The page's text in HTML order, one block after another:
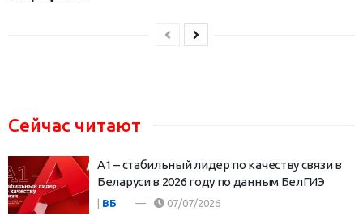
Сейчас читают
А1 – стабильный лидер по качеству связи в
Беларуси в 2026 году по данным БелГИЭ
ВБ 07/07/2026